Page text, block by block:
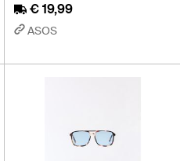
€ 19,99
ASOS